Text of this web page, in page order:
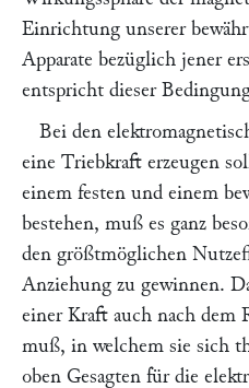
Einrichtung unserer
Apparate bezüglich jener
entspricht dieser
Bei den
eine Triebkraft erzeugen
einem festen und einem
bestehen, muß es ganz
den größtmöglichen
Anziehung zu gewinnen.
einer Kraft auch nach dem
muß, in welchem sie sich
oben Gesagten für die